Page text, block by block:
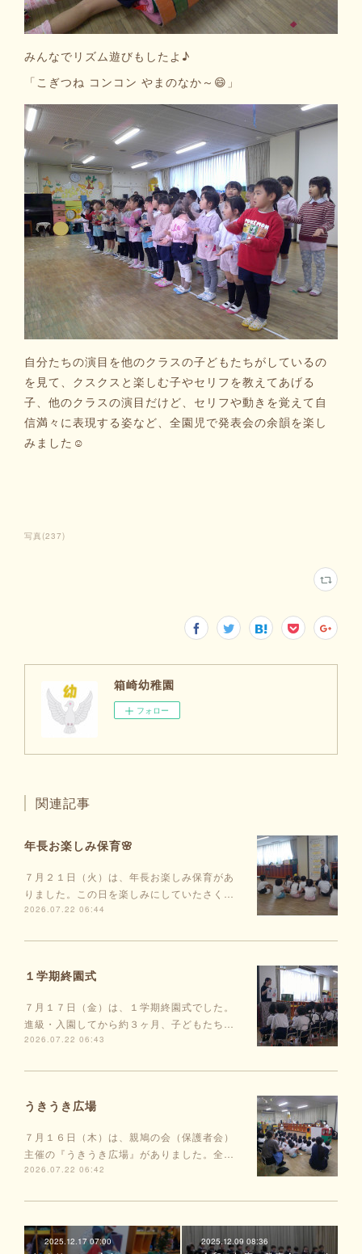
みんなでリズム遊びもしたよ♪
「こぎつね コンコン やまのなか～😄」
自分たちの演目を他のクラスの子どもたちがしているの
を見て、クスクスと楽しむ子やセリフを教えてあげる
子、他のクラスの演目だけど、セリフや動きを覚えて自
信満々に表現する姿など、全園児で発表会の余韻を楽し
みました☺️
写真 (237)
箱崎幼稚園
フォロー
関連記事
年長お楽しみ保育🌸
７月２１日（火）は、年長お楽しみ保育があ
りました。この日を楽しみにしていたさく…
2026.07.22 06:44
１学期終園式
７月１７日（金）は、１学期終園式でした。
進級・入園してから約３ヶ月、子どもたち…
2026.07.22 06:43
うきうき広場
７月１６日（木）は、親鳩の会（保護者会）
主催の『うきうき広場』がありました。全…
2026.07.22 06:42
2025.12.17 07:00 2025.12.09 08:36